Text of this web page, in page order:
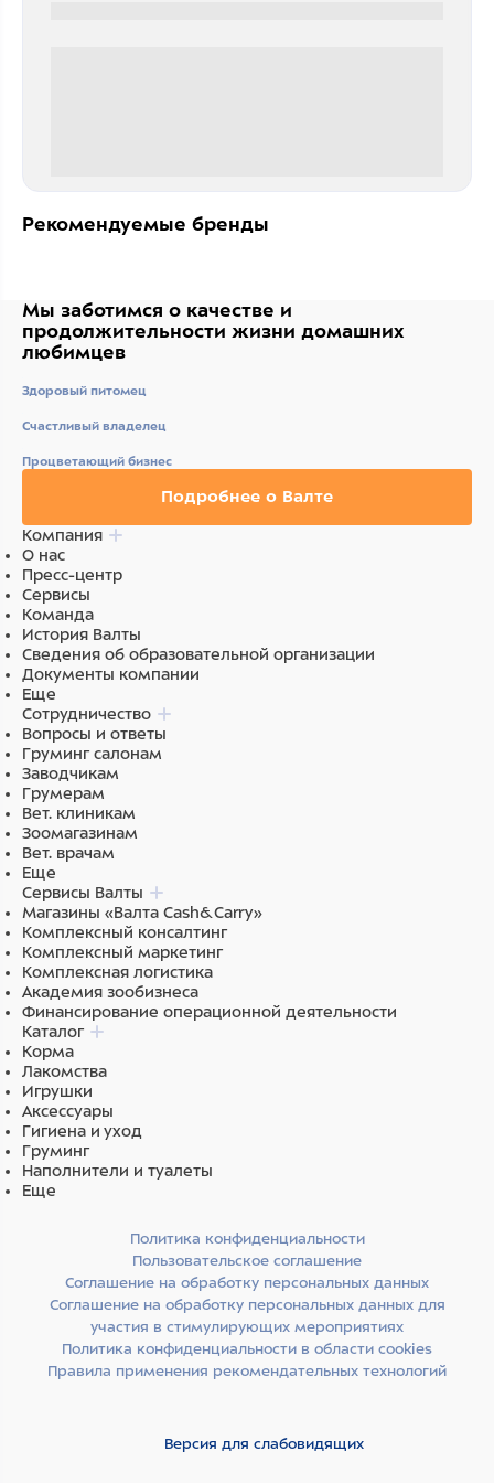
Рекомендуемые бренды
Мы заботимся о качестве и
продолжительности жизни домашних
любимцев
Здоровый питомец
Счастливый владелец
Процветающий бизнес
Подробнее о Валте
Компания
О нас
Пресс-центр
Сервисы
Команда
История Валты
Сведения об образовательной организации
Документы компании
Еще
Сотрудничество
Вопросы и ответы
Груминг салонам
Заводчикам
Грумерам
Вет. клиникам
Зоомагазинам
Вет. врачам
Еще
Сервисы Валты
Магазины «Валта Cash&Carry»
Комплексный консалтинг
Комплексный маркетинг
Комплексная логистика
Академия зообизнеса
Финансирование операционной деятельности
Каталог
Корма
Лакомства
Игрушки
Аксессуары
Гигиена и уход
Груминг
Наполнители и туалеты
Еще
Политика конфиденциальности
Пользовательское соглашение
Соглашение на обработку персональных данных
Соглашение на обработку персональных данных для
участия в стимулирующих мероприятиях
Политика конфиденциальности в области cookies
Правила применения рекомендательных технологий
Версия для слабовидящих